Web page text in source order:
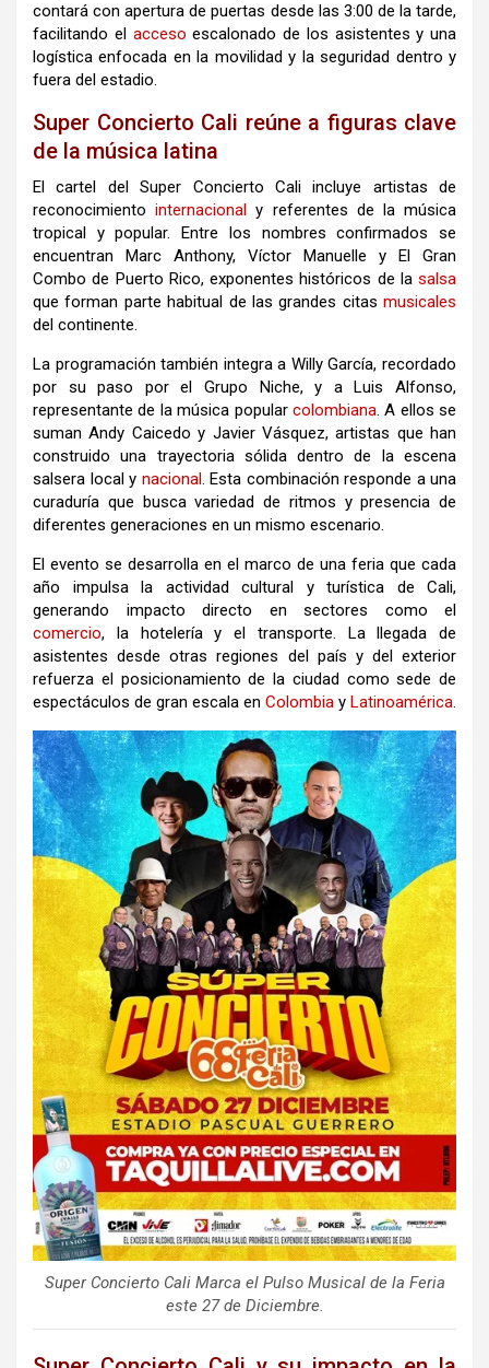
contará con apertura de puertas desde las 3:00 de la tarde,
facilitando el acceso escalonado de los asistentes y una
logística enfocada en la movilidad y la seguridad dentro y
fuera del estadio.
Super Concierto Cali reúne a figuras clave
de la música latina
El cartel del Super Concierto Cali incluye artistas de
reconocimientointernacional
y referentes de la música
tropical y popular. Entre los nombres confirmados se
encuentran Marc Anthony, Víctor Manuelle y El Gran
Combo de Puerto Rico, exponentes históricos de la salsa
que forman parte habitual de las grandes citas musicales
del continente.
La programación también integra a Willy García, recordado
por su paso por el Grupo Niche, y a Luis Alfonso,
representante de la música popular colombiana. A ellos se
suman Andy Caicedo y Javier Vásquez, artistas que han
construido una trayectoria sólida dentro de la escena
salsera local y nacional. Esta combinación responde a una
curaduría que busca variedad de ritmos y presencia de
diferentes generaciones en un mismo escenario.
El evento se desarrolla en el marco de una feria que cada
año impulsa la actividad cultural y turística de Cali,
generando impacto directo en sectores como el
comercio, la hotelería y el transporte. La llegada de
asistentes desde otras regiones del país y del exterior
refuerza el posicionamiento de la ciudad como sede de
espectáculos de gran escala en Colombia y Latinoamérica.
Super Concierto Cali Marca el Pulso Musical de la Feria
este 27 de Diciembre.